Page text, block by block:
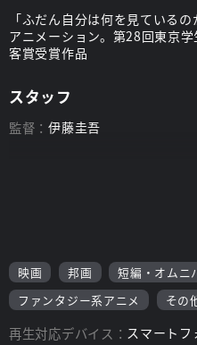
「ふだん自分は何を見ている
アニメーション。第28回東京
客賞受賞作品
スタッフ
監督：伊藤圭吾
映画 邦画 短編・オムニ
ファンタジー系アニメ
その
再生対応デバイス： スマート